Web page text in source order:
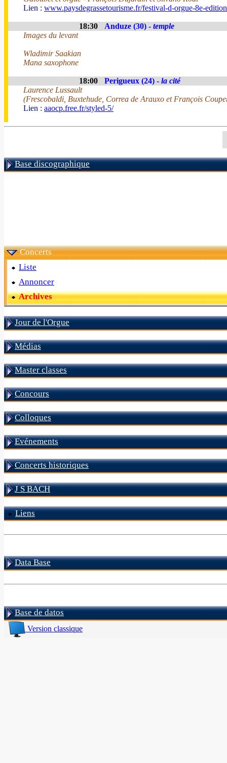
Lien : www.paysdegrassetourisme.fr/festival-d-orgue-8e-
18:30 Anduze (30) - temple
Images du levant
Wladimir Saakian
Mana saxophone
18:00 Perigueux (24) - la cité
Laurence Lussault
(Frescobaldi, Buxtehude, Correa de Arauxo et François
Lien : aaocp.free.fr/styled-5/
Base discographique
Concerts
Liste
Annoncer
Archives
Jour de l'Orgue
Médias
Master classes
Concours
Colloques
Evénements
Concerts historiques
J S BACH
Liens
Data Base
Base de datos
Version classique